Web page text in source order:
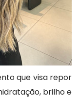
que visa repor
brilho e